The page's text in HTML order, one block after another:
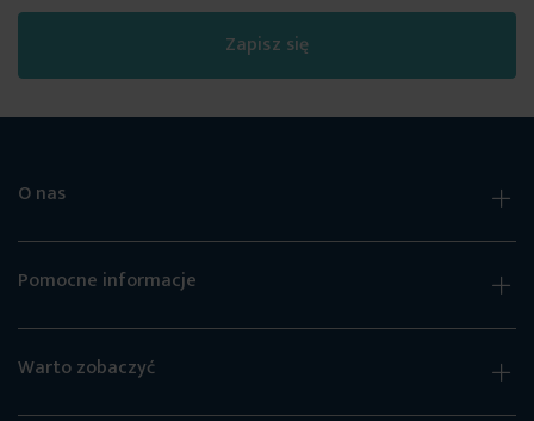
Zapisz się
O nas
Pomocne informacje
Warto zobaczyć